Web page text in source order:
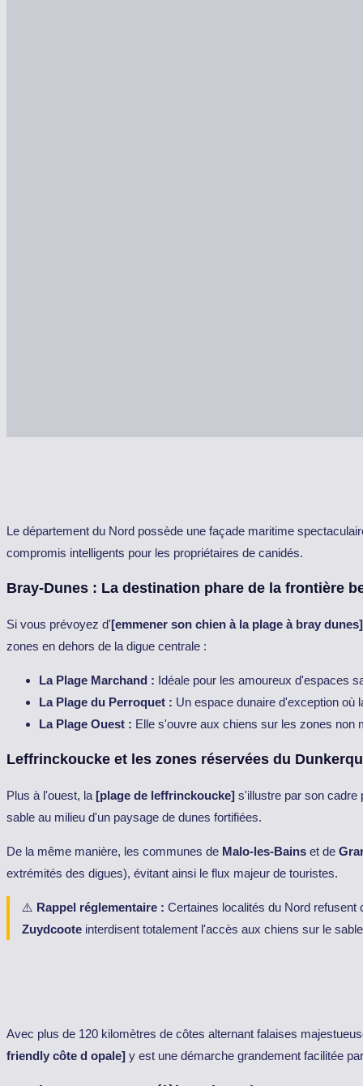
Le département du Nord possède une façade maritime
compromis intelligents pour les propriétaires de canidés.
Bray-Dunes : La destination phare de la frontière
Si vous prévoyez d'[emmener son chien à la plage à bray dunes]
zones en dehors de la digue centrale :
La Plage Marchand : Idéale pour les amoureux d'espaces
La Plage du Perroquet : Un espace dunaire d'exception où
La Plage Ouest : Elle s'ouvre aux chiens sur les zones non
Leffrinckoucke et les zones réservées du
Plus à l'ouest, la [plage de leffrinckoucke] s'illustre par son cadre
sable au milieu d'un paysage de dunes fortifiées.
De la même manière, les communes de Malo-les-Bains et de
extrémités des digues), évitant ainsi le flux majeur de touristes.
⚠️ Rappel réglementaire : Certaines localités du Nord
Zuydcooteinterdisent totalement l'accès aux chiens sur le
Avec plus de 120 kilomètres de côtes alternant falaises
friendly côte d opale] y est une démarche grandement facilitée